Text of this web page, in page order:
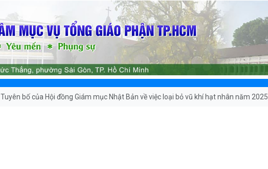
Tuyên bố của Hội đồng Giám mục Nhật Bản về việc loại bỏ vũ khí hạt nhân năm 2025